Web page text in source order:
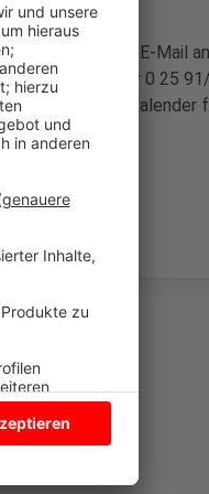
2025 per E-Mail an
telefonisch unter 0 25
den Abfallkalender